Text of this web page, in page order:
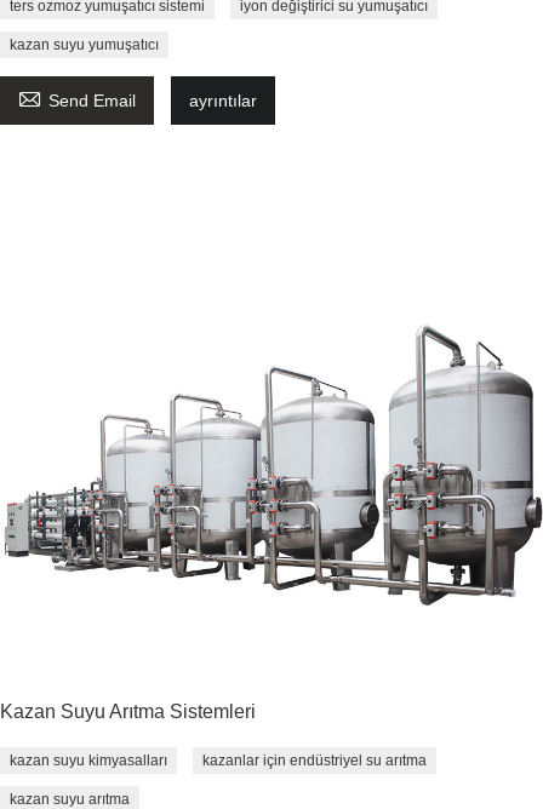
ters ozmoz yumuşatıcı sistemi iyon değiştirici su yumuşatıcı
kazan suyu yumuşatıcı
 Send Email ayrıntılar
Kazan Suyu Arıtma Sistemleri
kazan suyu kimyasalları kazanlar için endüstriyel su arıtma
kazan suyu arıtma